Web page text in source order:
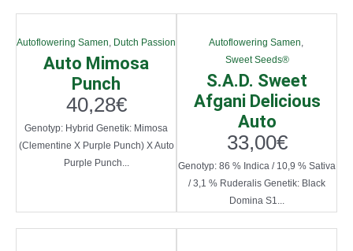
Autoflowering Samen Dutch Passion
Auto Mimosa
Punch
40,28€
Genotyp: Hybrid Genetik: Mimosa
(Clementine X Purple Punch) X Auto
Purple Punch...
Autoflowering Samen
Sweet Seeds®
S.A.D. Sweet
Afgani Delicious
Auto
33,00€
Genotyp: 86 % Indica / 10,9 % Sativa
/ 3,1 % Ruderalis Genetik: Black
Domina S1...